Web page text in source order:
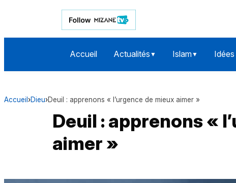
Accueil Actualités ▼ Islam▼ Idées
Accueil ›Dieu›Deuil : apprenons « l’urgence de mieux aimer »
Deuil : apprenons «
aimer »